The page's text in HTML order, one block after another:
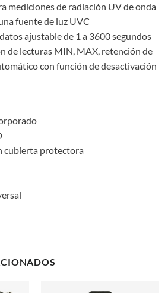
mediciones de radiación UV de onda
fuente de luz UVC
ajustable de 1 a 3600 segundos
de lecturas MIN, MAX, retención de
con función de desactivación
cubierta protectora